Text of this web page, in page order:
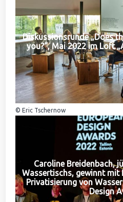
Diskussionsrunde „Does
you?“, Mai 2022 im Loft
© Eric Tschernow
Caroline Breidenbach,
Wassertischs, gewinnt mit
Privatisierung von
Design